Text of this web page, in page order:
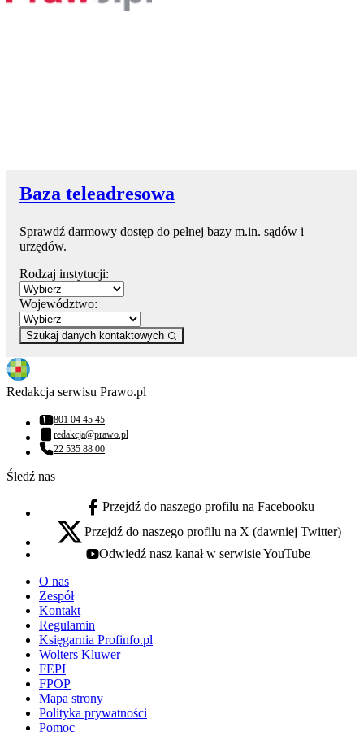
Baza teleadresowa
Sprawdź darmowy dostęp do pełnej bazy m.in. sądów i
urzędów.
Rodzaj instytucji:
Województwo:
Szukaj danych kontaktowych
Redakcja serwisu Prawo.pl
Numer telefonu:
801 04 45 45
Adres email:
redakcja@prawo.pl
Numer telefonu:
22 535 88 00
Śledź nas
facebook - otwiera się w nowej karcie
Przejdź do naszego profilu na Facebooku
x - otwiera się w nowej karcie
Przejdź do naszego profilu na X (dawniej Twitter)
youtube - otwiera się w nowej karcie
Odwiedź nasz kanał w serwisie YouTube
O nas
Zespół
Kontakt
Regulamin
Księgarnia Profinfo.pl
Wolters Kluwer
FEPI
FPOP
Mapa strony
Polityka prywatności
Pomoc